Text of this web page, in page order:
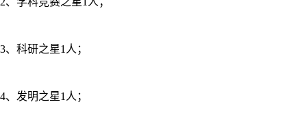
3、科研之星1人；
4、发明之星1人；